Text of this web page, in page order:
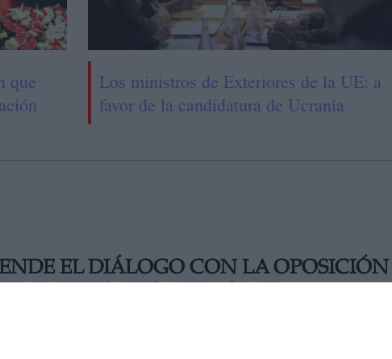
que
Los ministros de Exteriores de la UE: a
favor de la candidatura de Ucrania
EL DIÁLOGO CON LA OPOSICIÓN